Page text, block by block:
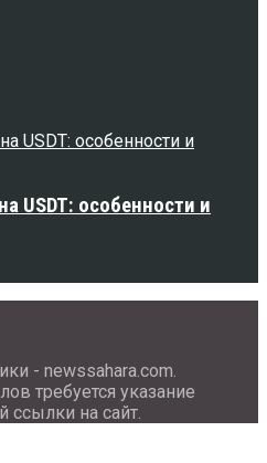
USDT: особенности и
- newssahara.com.
требуется указание
ссылки на сайт.